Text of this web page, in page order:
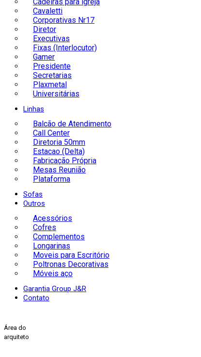
Cadeiras para igreja
Cavaletti
Corporativas Nr17
Diretor
Executivas
Fixas (Interlocutor)
Gamer
Presidente
Secretarias
Plaxmetal
Universitárias
Linhas
Balcão de Atendimento
Call Center
Diretoria 50mm
Estacao (Delta)
Fabricação Própria
Mesas Reunião
Plataforma
Sofas
Outros
Acessórios
Cofres
Complementos
Longarinas
Moveis para Escritório
Poltronas Decorativas
Móveis aço
Garantia Group J&R
Contato
Área do
arquiteto